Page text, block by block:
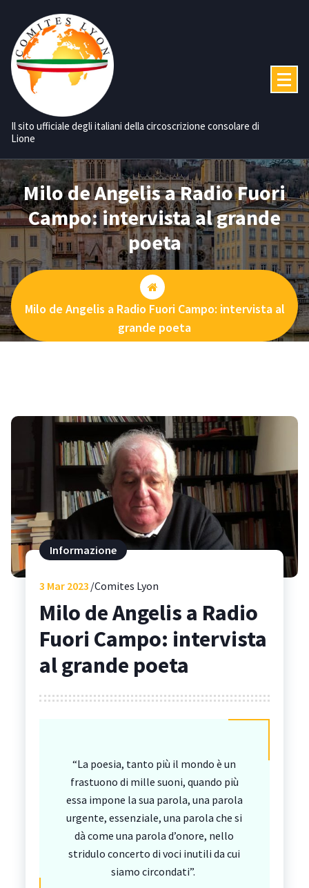
contenuto
Il sito ufficiale degli italiani della circoscrizione consolare di
Lione
Milo de Angelis a Radio Fuori
Campo: intervista al grande
poeta
Milo de Angelis a Radio Fuori Campo: intervista al
grande poeta
Informazione
3 Mar 2023 Comites Lyon
Milo de Angelis a Radio
Fuori Campo: intervista
al grande poeta
“La poesia, tanto più il mondo è un
frastuono di mille suoni, quando più
essa impone la sua parola, una parola
urgente, essenziale, una parola che si
dà come una parola d’onore, nello
stridulo concerto di voci inutili da cui
siamo circondati”.